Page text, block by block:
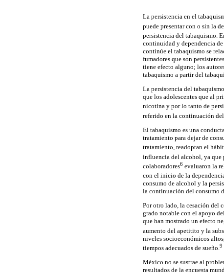
La persistencia en el
puede presentar con o sin la
persistencia del tabaquismo.
continuidad y dependencia de
continúe el tabaquismo se
fumadores que son
tiene efecto alguno; los
tabaquismo a partir del
La persistencia del
que los adolescentes que al
nicotina y por lo tanto de
referido en la continuación
El tabaquismo es una
tratamiento para dejar de
tratamiento, readoptan el
influencia del alcohol, ya que
colaboradores6 evaluaron la
con el inicio de la
consumo de alcohol y la
la continuación del consumo
Por otro lado, la cesación del
grado notable con el apoyo
que han mostrado un efecto
aumento del apetitito y la
niveles socioeconómicos
tiempos adecuados de sueño.9
México no se sustrae al
resultados de la encuesta